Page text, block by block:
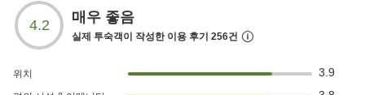
4.2 매우 좋음
실제 투숙객이 작성한 이용 후기 256건
위치 3.9